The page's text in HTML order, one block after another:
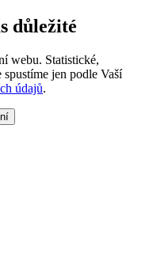
důležité
webu. Statistické,
jen podle Vaší
údajů.